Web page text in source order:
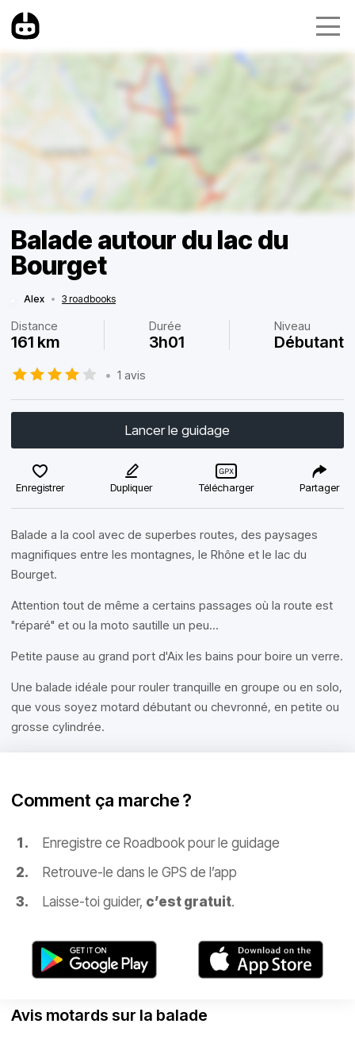
Balade autour du lac du
Bourget
Alex • 3 roadbooks
Distance
161 km
Durée
3h01
Niveau
Débutant
• 1 avis
Lancer le guidage
Enregistrer Dupliquer Télécharger Partager
Balade a la cool avec de superbes routes, des paysages
magnifiques entre les montagnes, le Rhône et le lac du
Bourget.
Attention tout de même a certains passages où la route est
"réparé" et ou la moto sautille un peu...
Petite pause au grand port d'Aix les bains pour boire un verre.
Une balade idéale pour rouler tranquille en groupe ou en solo,
que vous soyez motard débutant ou chevronné, en petite ou
grosse cylindrée.
Comment ça marche ?
Enregistre ce Roadbook pour le guidage
Retrouve-le dans le GPS de l’app
Laisse-toi guider, c’est gratuit.
Avis motards sur la balade